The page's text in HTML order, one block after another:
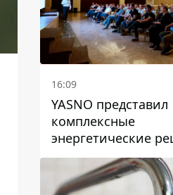
16:09
YASNO представил
комплексные
энергетические
для бизнеса в